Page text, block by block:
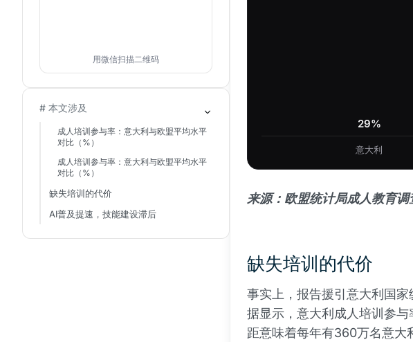
29%
意大利
来源：欧盟统计局成人教育
缺失培训的代价
事实上，报告援引意大利国
据显示，意大利成人培训参
距意味着每年有360万名意大
用微信扫描二维码
# 本文涉及
成人培训参与率：意大利与欧盟平均水平
对比（%）
成人培训参与率：意大利与欧盟平均水平
对比（%）
缺失培训的代价
AI普及提速，技能建设滞后